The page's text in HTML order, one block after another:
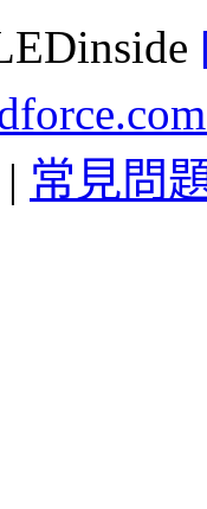
| 常見問